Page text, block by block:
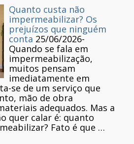
Quanto custa não
impermeabilizar? Os
prejuízos que ninguém
conta 25/06/2026-
Quando se fala em
impermeabilização,
muitos pensam
imediatamente em
se de um serviço que
mão de obra
adequados. Mas a
quer calar é: quanto
Fato é que …